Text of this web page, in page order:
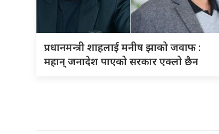
प्रधानमन्त्री शाहलाई मनीष झाको जवाफ :
महान् जनादेश पाएको सरकार एक्लो छैन